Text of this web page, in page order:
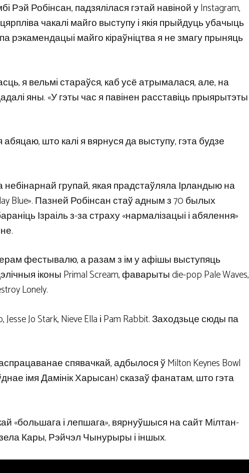
Рэй Робінсан, падзялілася гэтай навіной у Instagram,
чакалі майго выступу і якія прыйдуць убачыць
майго кіраўніцтва я не змагу прыняць
я вельмі стараўся, каб усё атрымалася, але, на
яны. «У гэты час я павінен расставіць прыярытэты
абяцаю, што калі я вярнуся да выступу, гэта будзе
небінарнай групай, якая прадстаўляла Ірландыю на
Blue». Пазней Робінсан стаў адным з 70 былых
Ізраіль з-за страху «нармалізацыі і абялення»
фестывалю, а разам з ім у афішы выступяць
іконы Primal Scream, фаварыты die-pop Pale Waves,
Lonely.
Jo Stark, Nieve Ella і Pam Rabbit. Заходзьце сюды па
спявачкай, адбылося ў Milton Keynes Bowl
імя Дамінік Харысан) сказаў фанатам, што гэта
«большага і лепшага», вярнуўшыся на сайт Мілтан-
Кары, Рэйчэл Чынурыры і іншых.